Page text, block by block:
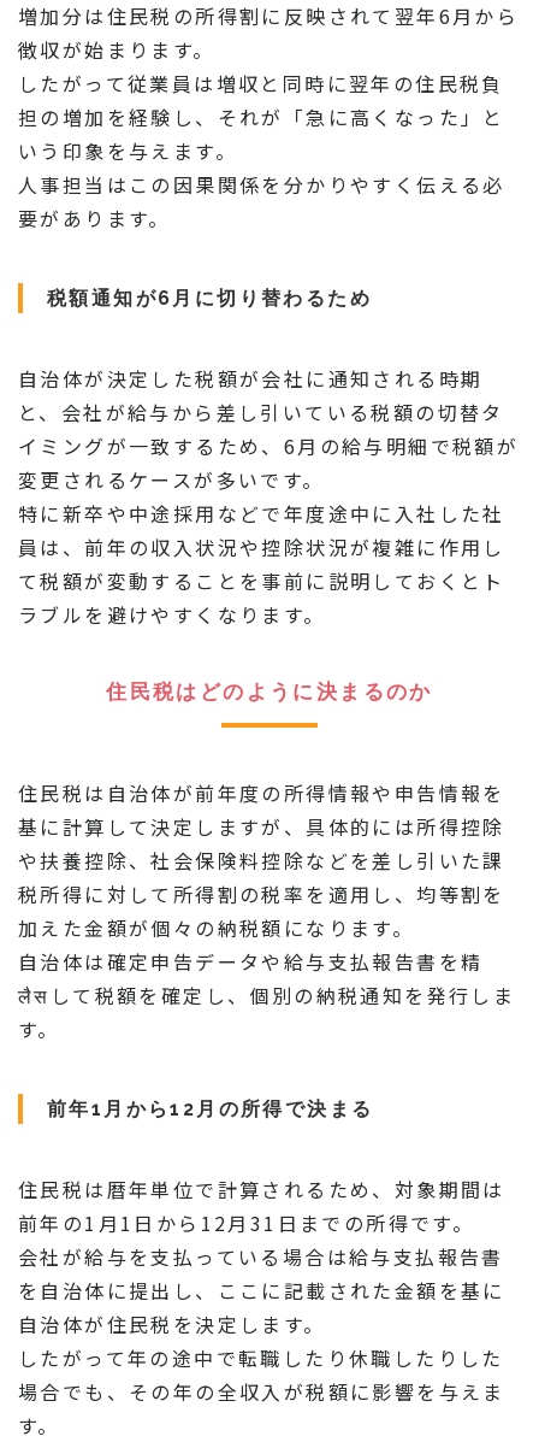
増加分は住民税の所得割に反映されて翌年6月から
徴収が始まります。
したがって従業員は増収と同時に翌年の住民税負
担の増加を経験し、それが「急に高くなった」と
いう印象を与えます。
人事担当はこの因果関係を分かりやすく伝える必
要があります。
税額通知が6月に切り替わるため
自治体が決定した税額が会社に通知される時期
と、会社が給与から差し引いている税額の切替タ
イミングが一致するため、6月の給与明細で税額が
変更されるケースが多いです。
特に新卒や中途採用などで年度途中に入社した社
員は、前年の収入状況や控除状況が複雑に作用し
て税額が変動することを事前に説明しておくとト
ラブルを避けやすくなります。
住民税はどのように決まるのか
住民税は自治体が前年度の所得情報や申告情報を
基に計算して決定しますが、具体的には所得控除
や扶養控除、社会保険料控除などを差し引いた課
税所得に対して所得割の税率を適用し、均等割を
加えた金額が個々の納税額になります。
自治体は確定申告データや給与支払報告書を精
लैसして税額を確定し、個別の納税通知を発行しま
す。
前年1月から12月の所得で決まる
住民税は暦年単位で計算されるため、対象期間は
前年の1月1日から12月31日までの所得です。
会社が給与を支払っている場合は給与支払報告書
を自治体に提出し、ここに記載された金額を基に
自治体が住民税を決定します。
したがって年の途中で転職したり休職したりした
場合でも、その年の全収入が税額に影響を与えま
す。